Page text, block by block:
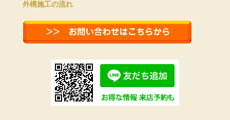
外構施工の流れ